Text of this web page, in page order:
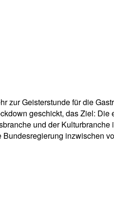
zur Geisterstunde für die
geschickt, das Ziel:
und der
inzwischen